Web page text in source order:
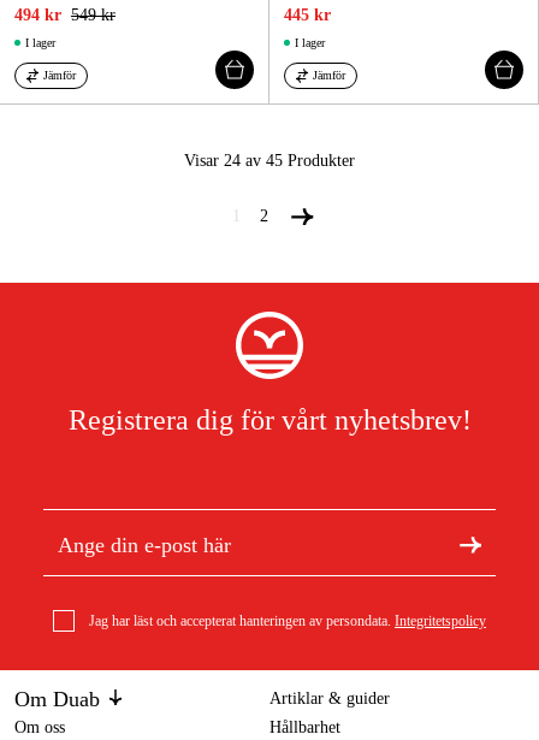
494 kr 549 kr
I lager
Jämför
445 kr
I lager
Jämför
Visar 24 av 45 Produkter
2
Registrera dig för vårt nyhetsbrev!
Jag har läst och accepterat hanteringen av persondata. Integritetspolicy
Om Duab
Om oss
Artiklar & guider
Hållbarhet